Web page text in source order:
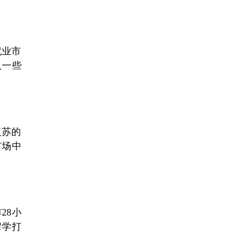
市
些
的
中
小
学打